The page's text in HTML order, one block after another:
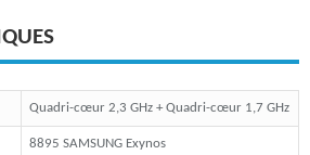
Quadri-cœur 2,3 GHz + Quadri-cœur 1,7 GHz
8895 SAMSUNG Exynos